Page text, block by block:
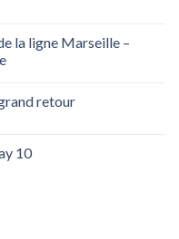
la ligne Marseille –
retour
10